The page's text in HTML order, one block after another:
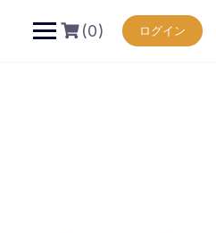
(0) ログイン